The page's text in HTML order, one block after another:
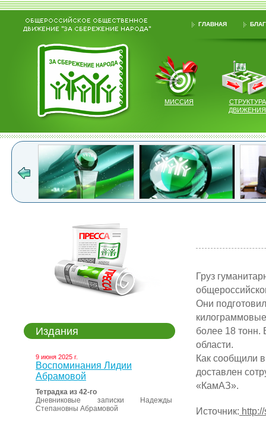
ГЛАВНАЯ
МИССИЯ
СТРУКТУРА
ДВИЖЕНИЯ
Издания
9 июня 2025 г.
Воспоминания Лидии
Абрамовой
Тетрадка из 42-го
Дневниковые записки Надежды
Степановны Абрамовой
Груз
Они
более 18 тонн.
области.
Как сообщили
доставлен
«КамАЗ».
Источник: